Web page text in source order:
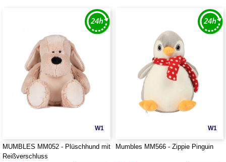
W1
MUMBLES MM052 - Plüschhund mit
Reißverschluss
W1
Mumbles MM566 - Zippie Pinguin